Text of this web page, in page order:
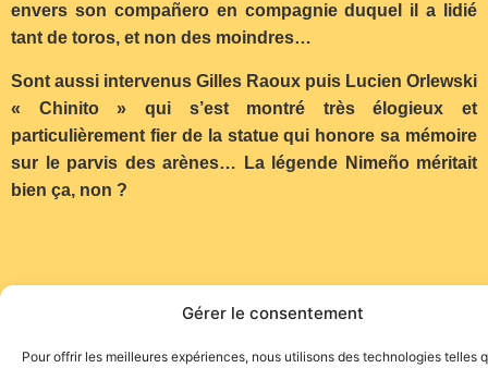
Gérer le consentement
Pour offrir les meilleures expériences, nous utilisons des technologies telles
envers son compañero en compagnie duquel il a lidié
tant de toros, et non des moindres…
Sont aussi intervenus Gilles Raoux puis Lucien Orlewski
« Chinito » qui s’est montré très élogieux et
particulièrement fier de la statue qui honore sa mémoire
sur le parvis des arènes… La légende Nimeño méritait
bien ça, non ?